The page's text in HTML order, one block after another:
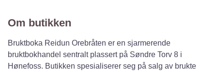
Om butikken
Bruktboka Reidun Orebråten er en sjarmerende
bruktbokhandel sentralt plassert på Søndre Torv 8 i
Hønefoss. Butikken spesialiserer seg på salg av brukte